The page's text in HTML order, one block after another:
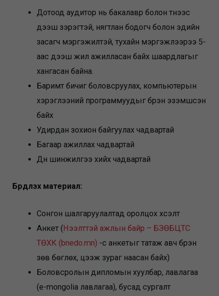
Дотоод аудитор нь бакалавр болон түүнээс
дээш зэрэгтэй, нягтлан бодогч болон эдийн
засагч мэргэжилтэй, тухайн мэргэжлээрээ 5-
аас дээш жил ажилласан байх шаардлагыг
хангасан байна.
Баримт бичиг боловсруулах, компьютерын
хэрэглээний программуудыг бүрэн эзэмшсэн
байх
Удирдан зохион байгуулах чадвартай
Багаар ажиллах чадвартай
Дүн шинжилгээ хийх чадвартай
Бүрдүүлэх материал:
Сонгон шалгаруулалтад оролцох хүсэлт
Анкет (Нээлттэй ажлын байр – БЗӨБЦТС
ТӨХК (bnedo.mn) -с анкетыг татаж авч бүрэн
зөв бөглөх, цээж зураг наасан байх)
Боловсролын дипломын хуулбар, лавлагаа
(e-mongolia лавлагаа), бусад сургалт